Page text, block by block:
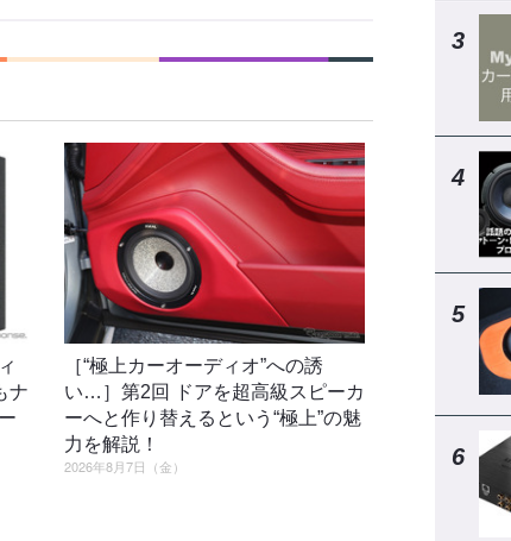
ナ
［“極上カーオーディオ”への誘
い…］第2回 ドアを超高級スピーカ
ーへと作り替えるという“極上”の魅
力を解説！
2026年8月7日（金）